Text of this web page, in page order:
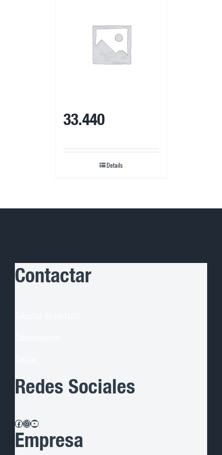
33.440
Details
Contactar
Redes Sociales
Facebook InstagramYouTube
Empresa